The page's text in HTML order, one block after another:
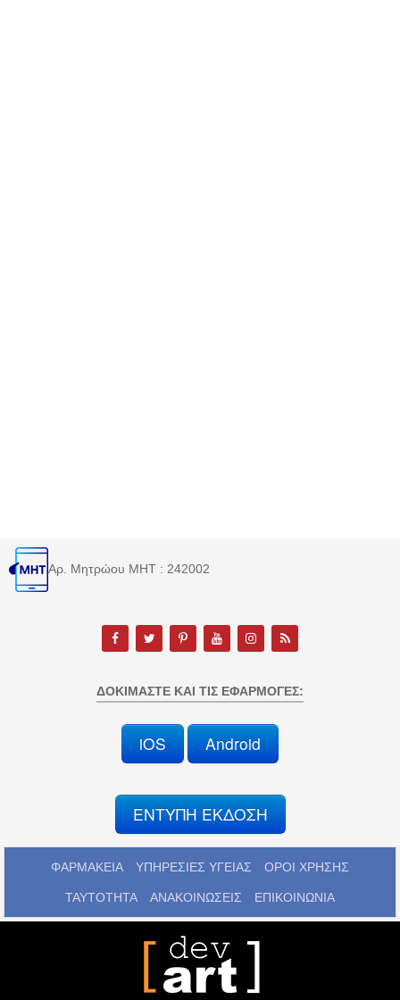
Αρ. Μητρώου MHT : 242002
ΔΟΚΙΜΆΣΤΕ ΚΑΙ ΤΙΣ ΕΦΑΡΜΟΓΈΣ:
iOS Android
ΕΝΤΥΠΗ ΕΚΔΟΣΗ
ΦΑΡΜΑΚΕΙΑ ΥΠΗΡΕΣΙΕΣ ΥΓΕΙΑΣ ΟΡΟΙ ΧΡΗΣΗΣ
ΤΑΥΤΟΤΗΤΑ ΑΝΑΚΟΙΝΩΣΕΙΣ ΕΠΙΚΟΙΝΩΝΙΑ